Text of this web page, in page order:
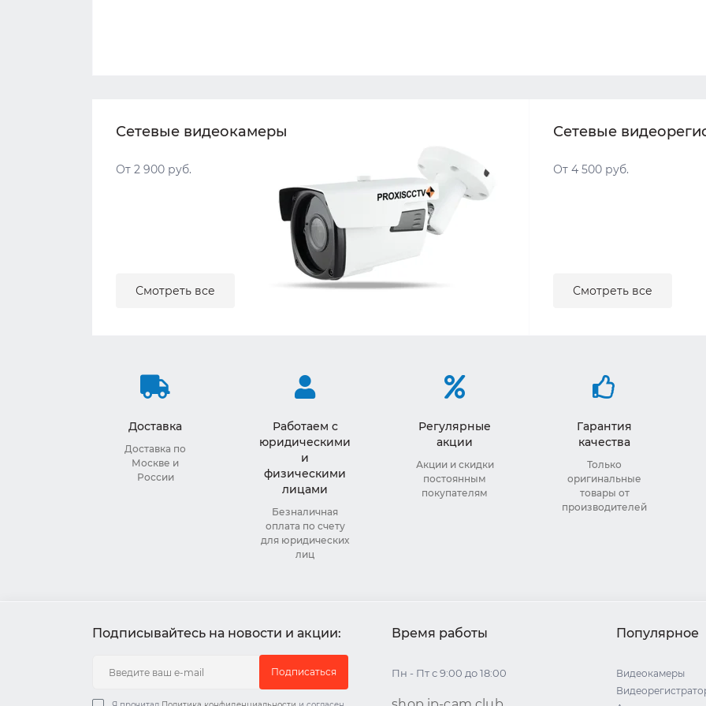
Сетевые видеокамеры
От 2 900 руб.
Смотреть все
Сетевые
От 4 500 руб.
Смотреть все
Доставка
Доставка по
Москве и
России
Работаем с
юридическими
и
физическими
лицами
Безналичная
оплата по счету
для юридических
лиц
Регулярные
акции
Акции и скидки
постоянным
покупателям
Гарантия
качества
Только
оригинальные
товары от
производителей
Подписывайтесь на новости и акции:
Подписаться
Время работы
Пн - Пт с 9:00 до 18:00
Популярное
Видеокамеры